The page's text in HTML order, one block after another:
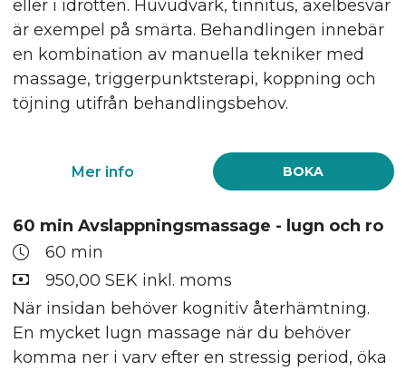
eller i idrotten. Huvudvärk, tinnitus, axelbesvär
är exempel på smärta. Behandlingen innebär
en kombination av manuella tekniker med
massage, triggerpunktsterapi, koppning och
töjning utifrån behandlingsbehov.
BOKA
Mer info
60 min Avslappningsmassage - lugn och ro
60 min
950,00 SEK inkl. moms
När insidan behöver kognitiv återhämtning.
En mycket lugn massage när du behöver
komma ner i varv efter en stressig period, öka